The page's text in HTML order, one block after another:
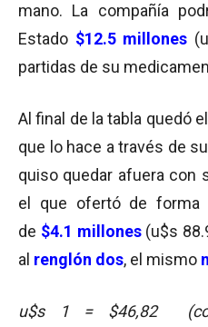
mano. La compañía
Estado $12.5 millones
partidas de su
Al final de la tabla quedó
que lo hace a través de
quiso quedar afuera con
el que ofertó de forma
de $4.1 millones(u$s
al renglón dos, el mismo
u$s 1 = $46,82